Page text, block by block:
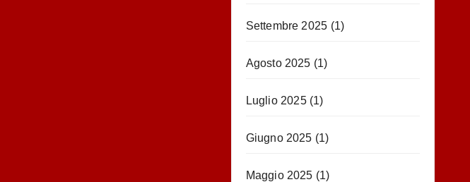
Settembre 2025 (1)
Agosto 2025 (1)
Luglio 2025(1)
Giugno 2025 (1)
Maggio 2025 (1)